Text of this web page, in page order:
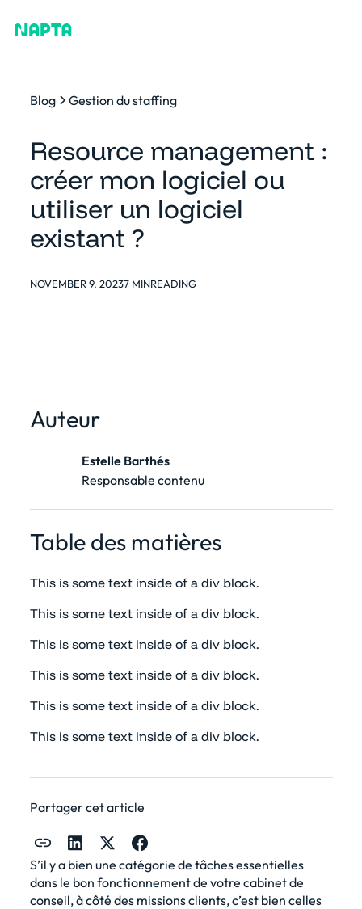
Blog Gestion du staffing
Resource management :
créer mon logiciel ou
utiliser un logiciel
existant ?
NOVEMBER 9, 20237 MINREADING
Auteur
Estelle Barthés
Responsable contenu
Table des matières
This is some text inside of a div block.
This is some text inside of a div block.
This is some text inside of a div block.
This is some text inside of a div block.
This is some text inside of a div block.
This is some text inside of a div block.
Partager cet article
S’il y a bien une catégorie de tâches essentielles
dans le bon fonctionnement de votre cabinet de
conseil, à côté des missions clients, c’est bien celles